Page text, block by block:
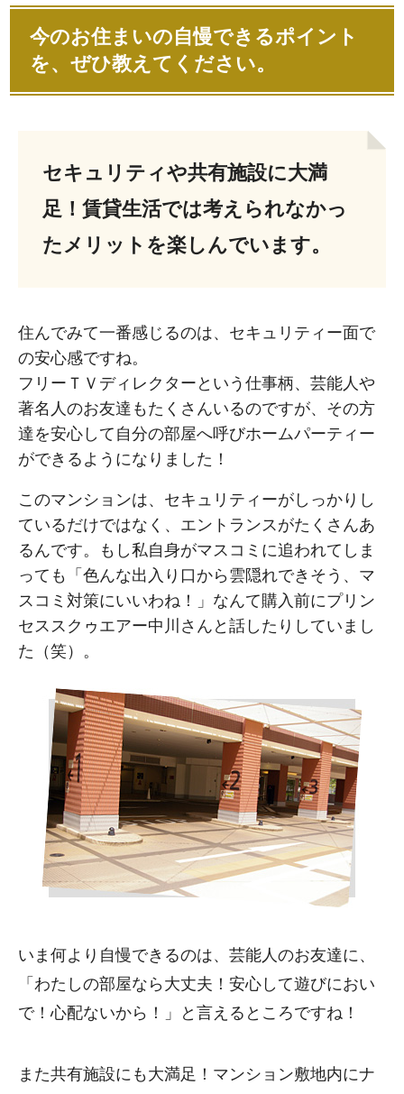
今のお住まいの自慢できるポイント
を、ぜひ教えてください。
セキュリティや共有施設に大満
足！賃貸生活では考えられなかっ
たメリットを楽しんでいます。
住んでみて一番感じるのは、セキュリティー面で
の安心感ですね。
フリーＴＶディレクターという仕事柄、芸能人や
著名人のお友達もたくさんいるのですが、その方
達を安心して自分の部屋へ呼びホームパーティー
ができるようになりました！
このマンションは、セキュリティーがしっかりし
ているだけではなく、エントランスがたくさんあ
るんです。もし私自身がマスコミに追われてしま
っても「色んな出入り口から雲隠れできそう、マ
スコミ対策にいいわね！」なんて購入前にプリン
セススクゥエアー中川さんと話したりしていまし
た（笑）。
いま何より自慢できるのは、芸能人のお友達に、
「わたしの部屋なら大丈夫！安心して遊びにおい
で！心配ないから！」と言えるところですね！
また共有施設にも大満足！マンション敷地内にナ